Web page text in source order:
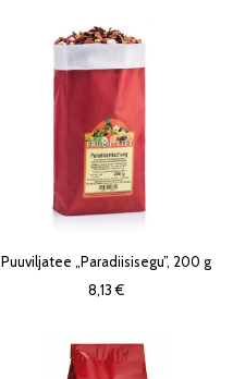
Puuviljatee „Paradiisisegu”, 200 g
8,13 €